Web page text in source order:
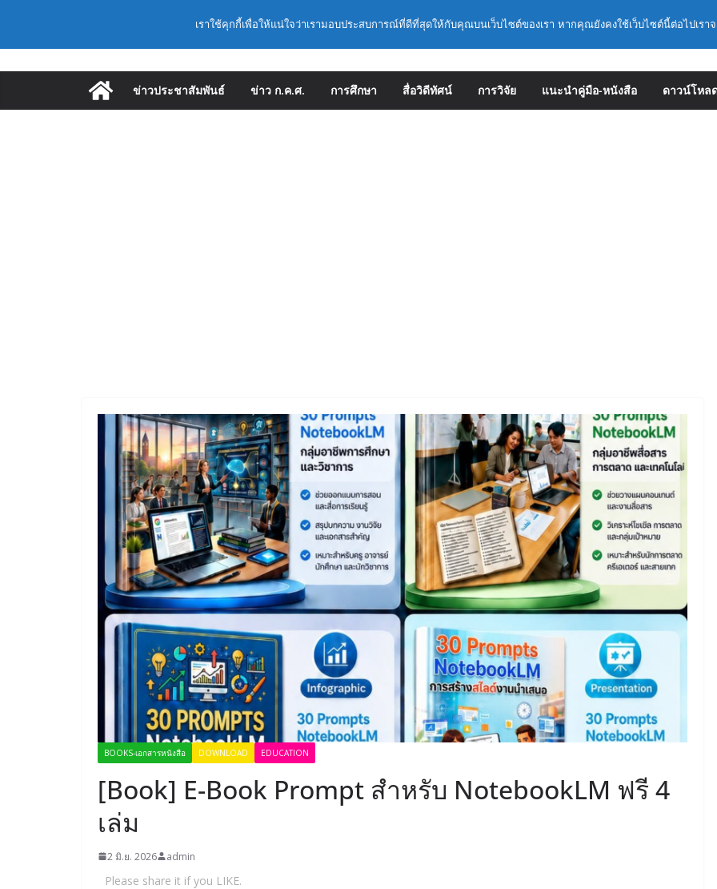
Latest: (สพฐ.) โครงการอบรมเชิงปฏิบัติการหลักสูตรการดำเนินการประกัน
คุณภาพภายในสถานศึกษา ด้วยปัญญาประดิษฐ์ (AI) ในรูปแบบ
ออนไลน์
และแต่งตั้งให้ดำรงตำแหน่งรองผู้อำนวยการสถานศึกษา และผู้
อำนวยการสถานศึกษา สังกัดสำนักงานคณะกรรมการการศึกษาขั้น
พื้นฐาน ปี 2569 ตามหลักเกณฑ์ ว 12/2568
ข่าวประชาสัมพันธ์ ข่าว ก.ค.ศ. การศึกษา สื่อวิดีทัศน์ การวิจัย แนะนำคู่มือ-หนังสือ ดาวน์โหล
BOOKS-เอกสารหนังสือ DOWNLOAD EDUCATION
[Book] E-Book Prompt สำหรับ NotebookLM ฟรี 4
เล่ม
2 มิ.ย. 2026 admin
Please share it if you LIKE.
เราใช้คุกกี้เพื่อให้แน่ใจว่าเรามอบประสบการณ์ที่ดีที่สุดให้กับคุณบนเว็บไซต์ของเรา หากคุณยังคงใช้เว็บไซต์นี้ต่อไปเร